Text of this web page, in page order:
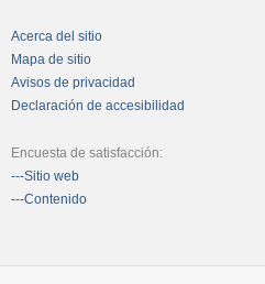
Acerca del sitio
Mapa de sitio
Avisos de privacidad
Declaración de accesibilidad
Encuesta de satisfacción:
---Sitio web
---Contenido